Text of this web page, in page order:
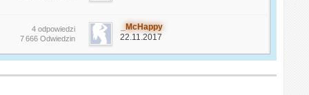
4 odpowiedzi
7 666 Odwiedzin
_McHappy
22.11.2017